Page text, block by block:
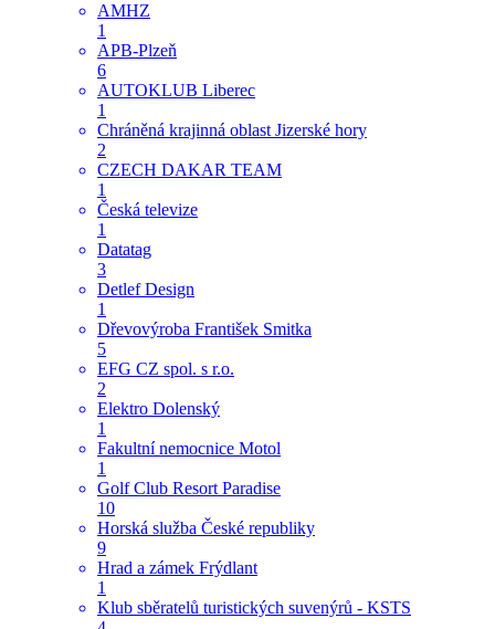
AMHZ
1
APB-Plzeň
6
AUTOKLUB Liberec
1
Chráněná krajinná oblast Jizerské hory
2
CZECH DAKAR TEAM
1
Česká televize
1
Datatag
3
Detlef Design
1
Dřevovýroba František Smitka
5
EFG CZ spol. s r.o.
2
Elektro Dolenský
1
Fakultní nemocnice Motol
1
Golf Club Resort Paradise
10
Horská služba České republiky
9
Hrad a zámek Frýdlant
1
Klub sběratelů turistických suvenýrů - KSTS